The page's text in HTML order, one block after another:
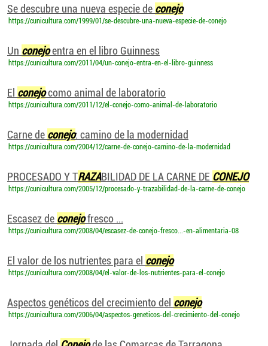
Se descubre una nueva especie de conejo
https://cunicultura.com/1999/01/se-descubre-una-nueva-especie-de-conejo
Un conejoentra en el libro Guinness
https://cunicultura.com/2011/04/un-conejo-entra-en-el-libro-guinness
El conejocomo animal de laboratorio
https://cunicultura.com/2011/12/el-conejo-como-animal-de-laboratorio
Carne de conejo: camino de la modernidad
https://cunicultura.com/2004/12/carne-de-conejo-camino-de-la-modernidad
PROCESADO Y TRAZABILIDAD DE LA CARNE DE CONEJO
https://cunicultura.com/2005/12/procesado-y-trazabilidad-de-la-carne-de-conejo
Escasez de conejofresco ...
https://cunicultura.com/2008/04/escasez-de-conejo-fresco...-en-alimentaria-08
El valor de los nutrientes para el conejo
https://cunicultura.com/2008/04/el-valor-de-los-nutrientes-para-el-conejo
Aspectos genéticos del crecimiento del conejo
https://cunicultura.com/2006/04/aspectos-geneticos-del-crecimiento-del-conejo